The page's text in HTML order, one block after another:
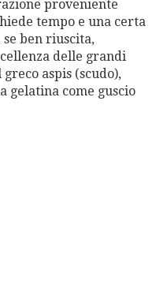
proveniente
tempo e una certa
ben riuscita,
delle grandi
aspis (scudo),
gelatina come guscio